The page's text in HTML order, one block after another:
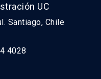
UC
Santiago, Chile
4028